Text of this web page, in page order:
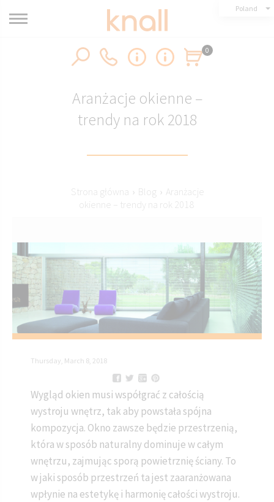
Poland
0
Aranżacje okienne –
trendy na rok 2018
Strona główna › Blog › Aranżacje
okienne – trendy na rok 2018
Thursday, March 8, 2018
Wygląd okien musi współgrać z całością
wystroju wnętrz, tak aby powstała spójna
kompozycja. Okno zawsze będzie przestrzenią,
która w sposób naturalny dominuje w całym
wnętrzu, zajmując sporą powietrznię ściany. To
w jaki sposób przestrzeń ta jest zaaranżowana
wpłynie na estetykę i harmonię całości wystroju.